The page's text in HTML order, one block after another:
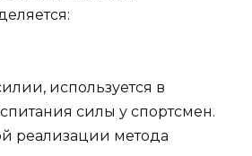
используется в
силы у спортсмен.
реализации метода